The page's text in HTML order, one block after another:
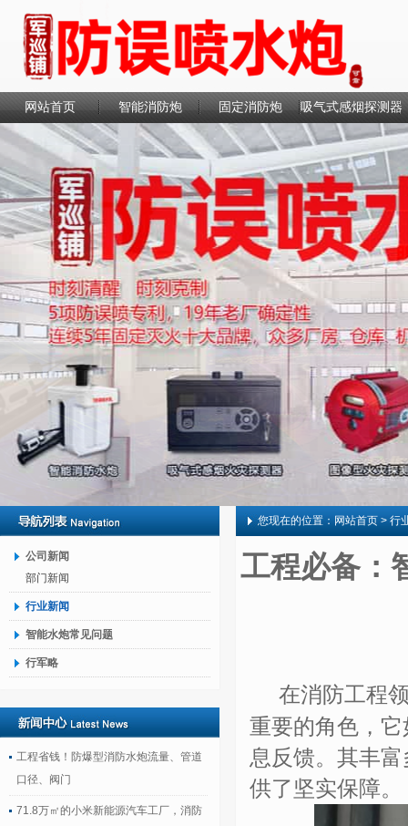
网站首页 智能消防炮 固定消防炮 吸气式感烟探测器
联系我们
公司新闻
部门新闻
行业新闻
智能水炮常见问题
行军略
工程省钱！防爆型消防水炮流量、管道
口径、阀门
71.8万㎡的小米新能源汽车工厂，消防
您现在的位置： 网站首页 > 行
工程必备：
在消防工程
重要的角色，
息反馈。其丰
供了坚实保障。